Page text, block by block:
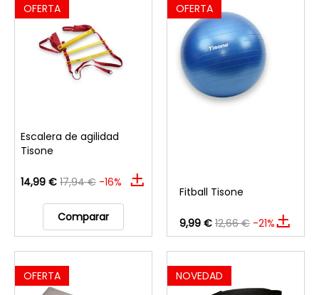
OFERTA
Escalera de agilidad
Tisone
14,99 € 17,94 € -16%
Comparar
OFERTA
Fitball Tisone
9,99 € 12,66 € -21%
OFERTA NOVEDAD